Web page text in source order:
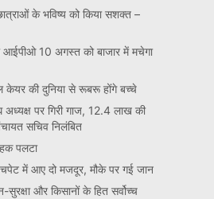
के भविष्य को किया सशक्त –
आईपीओ 10 अगस्त को बाजार में मचेगा
की दुनिया से रूबरू होंगे बच्चे
पर गिरी गाज, 12.4 लाख की
सचिव निलंबित
पलटा
में आए दो मजदूर, मौके पर गई जान
सुरक्षा और किसानों के हित सर्वोच्च